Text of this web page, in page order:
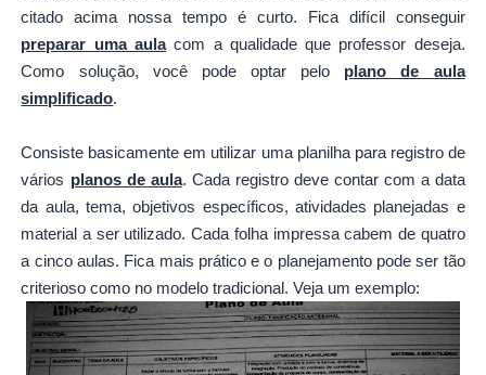
citado acima nossa tempo é curto. Fica difícil conseguir
preparar uma aulacom a qualidade que professor deseja.
Como solução, você pode optar pelo plano de aula
simplificado.
Consiste basicamente em utilizar uma planilha para registro de
vários planos de aula. Cada registro deve contar com a data
da aula, tema, objetivos específicos, atividades planejadas e
material a ser utilizado. Cada folha impressa cabem de quatro
a cinco aulas. Fica mais prático e o planejamento pode ser tão
criterioso como no modelo tradicional. Veja um exemplo: